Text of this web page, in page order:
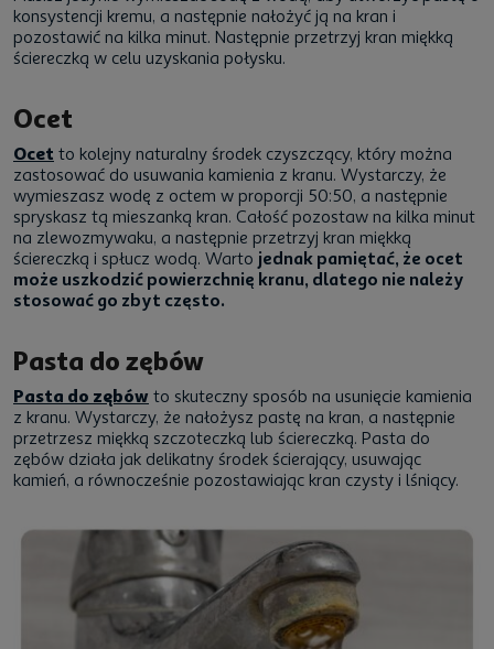
konsystencji kremu, a następnie nałożyć ją na kran i
pozostawić na kilka minut. Następnie przetrzyj kran miękką
ściereczką w celu uzyskania połysku.
Ocet
Ocet to kolejny naturalny środek czyszczący, który można
zastosować do usuwania kamienia z kranu. Wystarczy, że
wymieszasz wodę z octem w proporcji 50:50, a następnie
spryskasz tą mieszanką kran. Całość pozostaw na kilka minut
na zlewozmywaku, a następnie przetrzyj kran miękką
ściereczką i spłucz wodą. Warto jednak pamiętać, że ocet
może uszkodzić powierzchnię kranu, dlatego nie należy
stosować go zbyt często.
Pasta do zębów
Pasta do zębów to skuteczny sposób na usunięcie kamienia
z kranu. Wystarczy, że nałożysz pastę na kran, a następnie
przetrzesz miękką szczoteczką lub ściereczką. Pasta do
zębów działa jak delikatny środek ścierający, usuwając
kamień, a równocześnie pozostawiając kran czysty i lśniący.